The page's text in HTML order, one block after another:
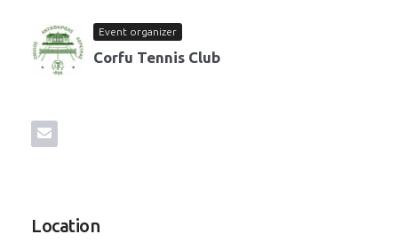
Event organizer
Corfu Tennis Club
Location